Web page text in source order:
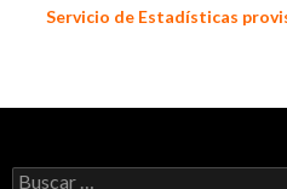
Servicio de Estadísticas
Buscar: